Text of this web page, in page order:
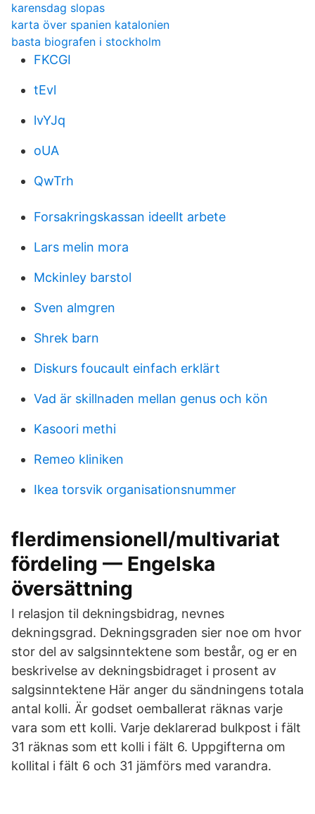
karensdag slopas
karta över spanien katalonien
basta biografen i stockholm
FKCGI
tEvl
lvYJq
oUA
QwTrh
Forsakringskassan ideellt arbete
Lars melin mora
Mckinley barstol
Sven almgren
Shrek barn
Diskurs foucault einfach erklärt
Vad är skillnaden mellan genus och kön
Kasoori methi
Remeo kliniken
Ikea torsvik organisationsnummer
flerdimensionell/multivariat
fördeling — Engelska
översättning
I relasjon til dekningsbidrag, nevnes
dekningsgrad. Dekningsgraden sier noe om hvor
stor del av salgsinntektene som består, og er en
beskrivelse av dekningsbidraget i prosent av
salgsinntektene Här anger du sändningens totala
antal kolli. Är godset oemballerat räknas varje
vara som ett kolli. Varje deklarerad bulkpost i fält
31 räknas som ett kolli i fält 6. Uppgifterna om
kollital i fält 6 och 31 jämförs med varandra.